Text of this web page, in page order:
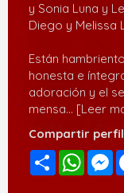
y Sonia Luna y
Diego y Melissa
Están
honesta e
adoración y el
mensa... [Leer
Compartir perfil
Compartir